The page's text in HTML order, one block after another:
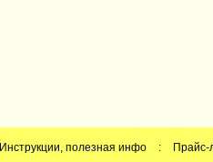
Инструкции, полезная инфо : Прайс-